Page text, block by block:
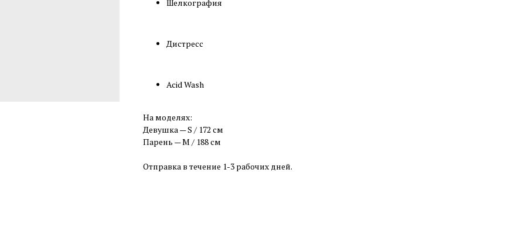
Шелкография
Дистресс
Acid Wash
На моделях:
Девушка — S / 172 см
Парень — M / 188 см
Отправка в течение 1-3 рабочих дней.